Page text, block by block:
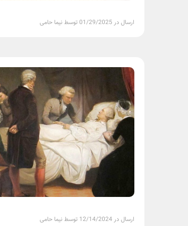
ارسال در 01/29/2025 توسط نیما حامی
ارسال در 12/14/2024 توسط نیما حامی